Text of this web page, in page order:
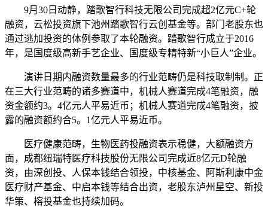
9月30日动静，踏歌智行科技无限公司完成超2亿元C+轮
融资，云松投资旗下池州踏歌智行云创基金等。部门老股东也
通过逃加投资的体例参取了本轮融资。踏歌智行成立于2016
年，是国度级高新手艺企业、国度级专精特新“小巨人”企业。
演讲日期内融资数量最多的行业范畴仍是科技取制制。正
在三大行业范畴的诸多赛道中，机械人赛道完成4笔融资，融
资金额约3。4亿元人平易近币；机械人赛道完成4笔融资，披
露的融资额约合5。1亿元人平易近币。
医疗健康范畴，生物医药投融资表示稳健，大额融资方
面，成都纽瑞特医疗科技股份无限公司完成近8亿元D轮融
资，由深创投、人保本钱结合领投，中核基金、阿斯利康中金
医疗财产基金、中启本钱等结合出资，老股东泸州星空、新投
华策、榕投基金也持续加码。